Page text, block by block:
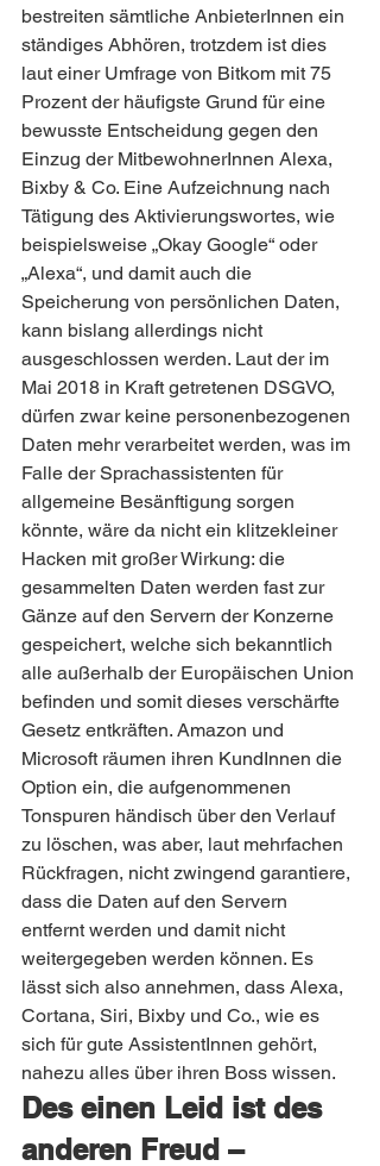
bestreiten sämtliche AnbieterInnen ein
ständiges Abhören, trotzdem ist dies
laut einer Umfrage von Bitkom mit 75
Prozent der häufigste Grund für eine
bewusste Entscheidung gegen den
Einzug der MitbewohnerInnen Alexa,
Bixby & Co. Eine Aufzeichnung nach
Tätigung des Aktivierungswortes, wie
beispielsweise „Okay Google“ oder
„Alexa“, und damit auch die
Speicherung von persönlichen Daten,
kann bislang allerdings nicht
ausgeschlossen werden. Laut der im
Mai 2018 in Kraft getretenen DSGVO,
dürfen zwar keine personenbezogenen
Daten mehr verarbeitet werden, was im
Falle der Sprachassistenten für
allgemeine Besänftigung sorgen
könnte, wäre da nicht ein klitzekleiner
Hacken mit großer Wirkung: die
gesammelten Daten werden fast zur
Gänze auf den Servern der Konzerne
gespeichert, welche sich bekanntlich
alle außerhalb der Europäischen Union
befinden und somit dieses verschärfte
Gesetz entkräften. Amazon und
Microsoft räumen ihren KundInnen die
Option ein, die aufgenommenen
Tonspuren händisch über den Verlauf
zu löschen, was aber, laut mehrfachen
Rückfragen, nicht zwingend garantiere,
dass die Daten auf den Servern
entfernt werden und damit nicht
weitergegeben werden können. Es
lässt sich also annehmen, dass Alexa,
Cortana, Siri, Bixby und Co., wie es
sich für gute AssistentInnen gehört,
nahezu alles über ihren Boss wissen.
Des einen Leid ist des
anderen Freud –